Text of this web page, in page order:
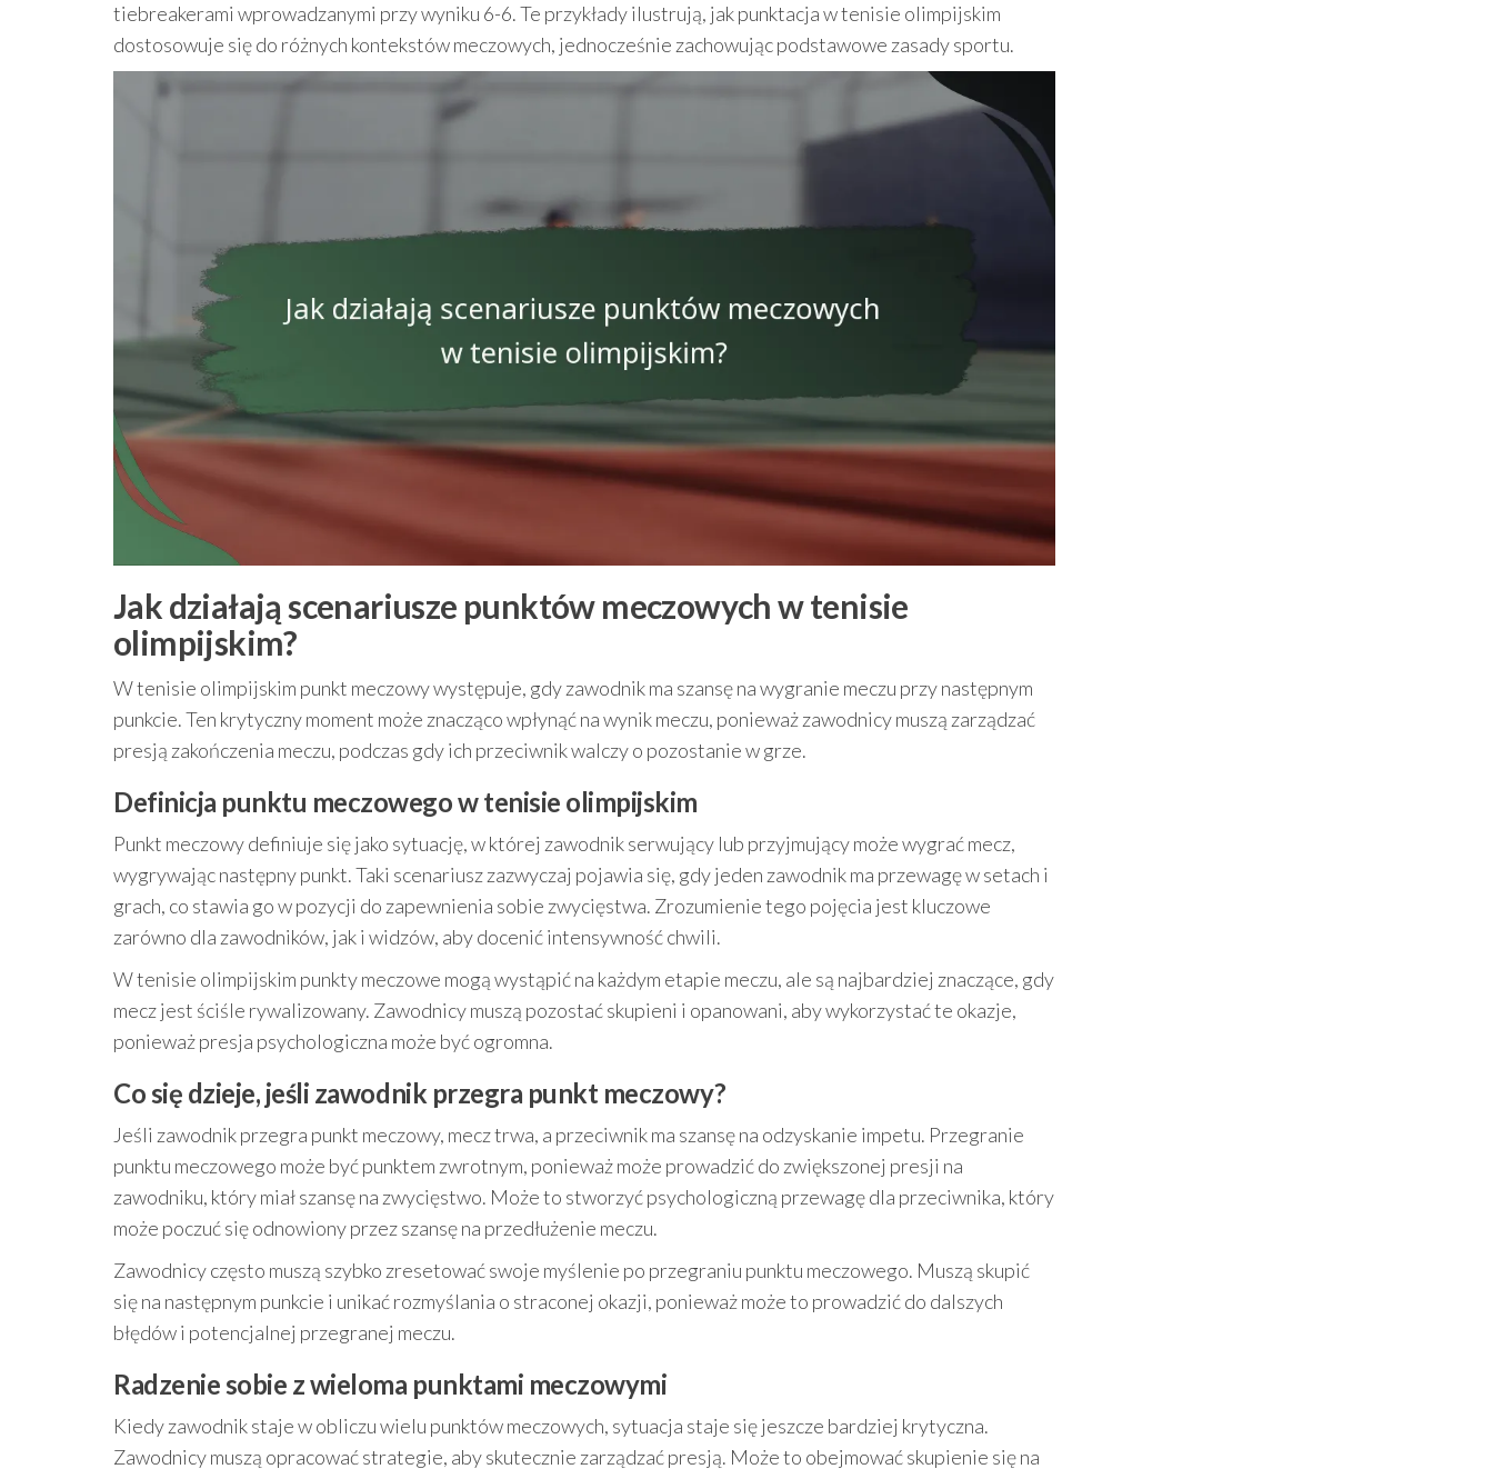
tiebreakerami wprowadzanymi przy wyniku 6-6. Te przykłady ilustrują, jak punktacja w tenisie olimpijskim
dostosowuje się do różnych kontekstów meczowych, jednocześnie zachowując podstawowe zasady sportu.
Jak działają scenariusze punktów meczowych w tenisie
olimpijskim?
W tenisie olimpijskim punkt meczowy występuje, gdy zawodnik ma szansę na wygranie meczu przy następnym
punkcie. Ten krytyczny moment może znacząco wpłynąć na wynik meczu, ponieważ zawodnicy muszą zarządzać
presją zakończenia meczu, podczas gdy ich przeciwnik walczy o pozostanie w grze.
Definicja punktu meczowego w tenisie olimpijskim
Punkt meczowy definiuje się jako sytuację, w której zawodnik serwujący lub przyjmujący może wygrać mecz,
wygrywając następny punkt. Taki scenariusz zazwyczaj pojawia się, gdy jeden zawodnik ma przewagę w setach i
grach, co stawia go w pozycji do zapewnienia sobie zwycięstwa. Zrozumienie tego pojęcia jest kluczowe
zarówno dla zawodników, jak i widzów, aby docenić intensywność chwili.
W tenisie olimpijskim punkty meczowe mogą wystąpić na każdym etapie meczu, ale są najbardziej znaczące, gdy
mecz jest ściśle rywalizowany. Zawodnicy muszą pozostać skupieni i opanowani, aby wykorzystać te okazje,
ponieważ presja psychologiczna może być ogromna.
Co się dzieje, jeśli zawodnik przegra punkt meczowy?
Jeśli zawodnik przegra punkt meczowy, mecz trwa, a przeciwnik ma szansę na odzyskanie impetu. Przegranie
punktu meczowego może być punktem zwrotnym, ponieważ może prowadzić do zwiększonej presji na
zawodniku, który miał szansę na zwycięstwo. Może to stworzyć psychologiczną przewagę dla przeciwnika, który
może poczuć się odnowiony przez szansę na przedłużenie meczu.
Zawodnicy często muszą szybko zresetować swoje myślenie po przegraniu punktu meczowego. Muszą skupić
się na następnym punkcie i unikać rozmyślania o straconej okazji, ponieważ może to prowadzić do dalszych
błędów i potencjalnej przegranej meczu.
Radzenie sobie z wieloma punktami meczowymi
Kiedy zawodnik staje w obliczu wielu punktów meczowych, sytuacja staje się jeszcze bardziej krytyczna.
Zawodnicy muszą opracować strategie, aby skutecznie zarządzać presją. Może to obejmować skupienie się na